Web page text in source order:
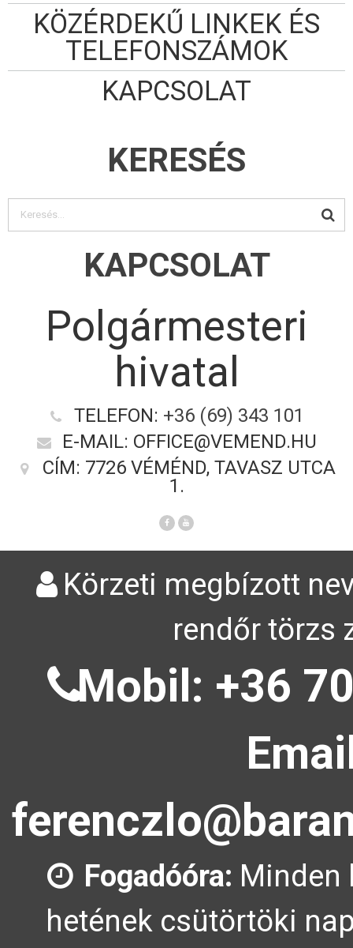
KÖZÉRDEKŰ LINKEK ÉS
TELEFONSZÁMOK
KAPCSOLAT
KERESÉS
KAPCSOLAT
Polgármesteri
hivatal
TELEFON: +36 (69) 343 101
E-MAIL: OFFICE@VEMEND.HU
CÍM: 7726 VÉMÉND, TAVASZ UTCA
1.
Körzeti megbízott
rendőr törzs
Mobil: +36
Fogadóóra: Minden
hetének csütörtöki